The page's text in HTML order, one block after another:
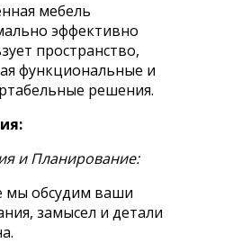
мебель
эффективно
пространство,
функциональные и
решения.
и Планирование:
мы обсудим ваши
замысел и детали